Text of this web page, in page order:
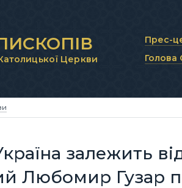
Церкви
Прес-
Новини
Голова
залежить
Любомир Гузар